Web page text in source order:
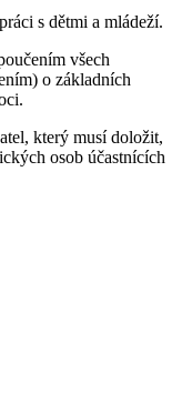
s dětmi a mládeží.
všech
o základních
který musí doložit,
osob účastnících